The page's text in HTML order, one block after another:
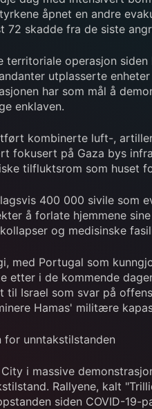
åpnet en andre
skadde fra de siste
operasjon
utplasserte
har som mål å
enklaven.
kombinerte luft-,
fokusert på Gaza bys
tilfluktsrom som huset
400 000 sivile som
å forlate hjemmene
og medisinske
Portugal som
i de kommende
Israel som svar på
Hamas' militære
unntakstilstanden
i massive
Rallyene, kalt
siden COVID-19-